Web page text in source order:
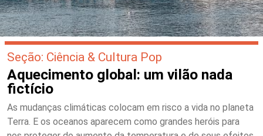
Seção: Ciência & Cultura Pop
Aquecimento global: um vilão nada
fictício
As mudanças climáticas colocam em risco a vida no planeta
Terra. E os oceanos aparecem como grandes heróis para